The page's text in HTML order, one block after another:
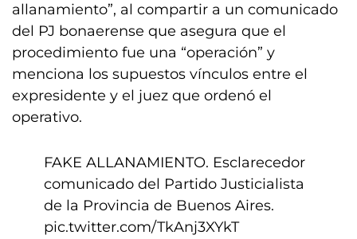
allanamiento”, al compartir a un comunicado
del PJ bonaerense que asegura que el
procedimiento fue una “operación” y
menciona los supuestos vínculos entre el
expresidente y el juez que ordenó el
operativo.
FAKE ALLANAMIENTO. Esclarecedor
comunicado del Partido Justicialista
de la Provincia de Buenos Aires.
pic.twitter.com/TkAnj3XYkT